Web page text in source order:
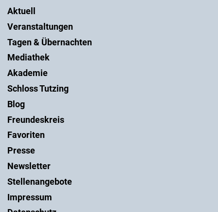
Aktuell
Veranstaltungen
Tagen & Übernachten
Mediathek
Akademie
Schloss Tutzing
Blog
Freundeskreis
Favoriten
Presse
Newsletter
Stellenangebote
Impressum